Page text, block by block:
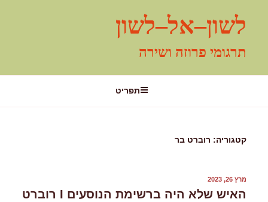
לתוכןלשון–אל–לשון
תרגומי פרוזה ושירה
תפריט
קטגוריה: רוברט בר
פורסם
מרץ 26, 2023
האיש שלא היה ברשימת הנוסעים I רוברט